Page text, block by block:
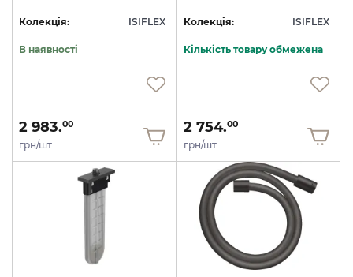
Колекція: ISIFLEX
В наявності
2 983.00
грн/шт
Колекція: ISIFLEX
Кількість товару обмежена
2 754.00
грн/шт